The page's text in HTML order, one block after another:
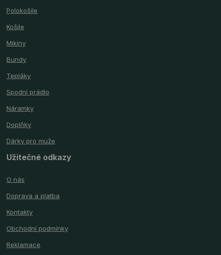
Polokošile
Košile
Mikiny
Bundy
Tepláky
Spodní prádlo
Náramky
Doplňky
Dárky pro muže
Užitečné odkazy
O nás
Doprava a platba
Kontakty
Obchodní podmínky
Reklamace